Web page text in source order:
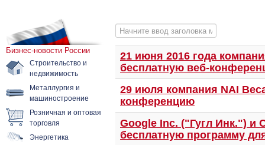
Бизнес-новости России
Строительство и
недвижимость
Металлургия и
машиностроение
Розничная и оптовая
торговля
Энергетика
Начните ввод заголовка метки
21 июня 2016 года
бесплатную веб-
29 июля компания NAI
конференцию
Google Inc. ("Гугл Инк.") и
бесплатную программу